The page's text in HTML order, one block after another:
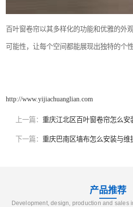
百叶窗卷帘以其多样化的功能和优雅的外
可能性，让每个空间都能展现出独特的个性
http://www.yijiachuanglian.com
上一篇： 重庆江北区百叶窗卷帘怎么安
下一篇： 重庆巴南区墙布怎么安装与维
产品推荐
Development, design, production and sales